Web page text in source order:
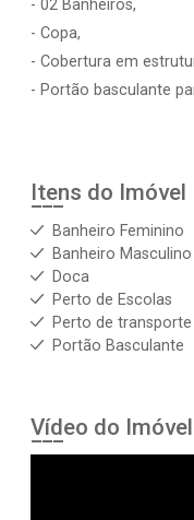
- 02 Banheiros,
- Copa,
- Cobertura em
- Portão basculante
Itens do Imóvel
Banheiro Feminino
Banheiro Masculino
Doca
Perto de Escolas
Perto de
Portão Basculante
Vídeo do Imóvel